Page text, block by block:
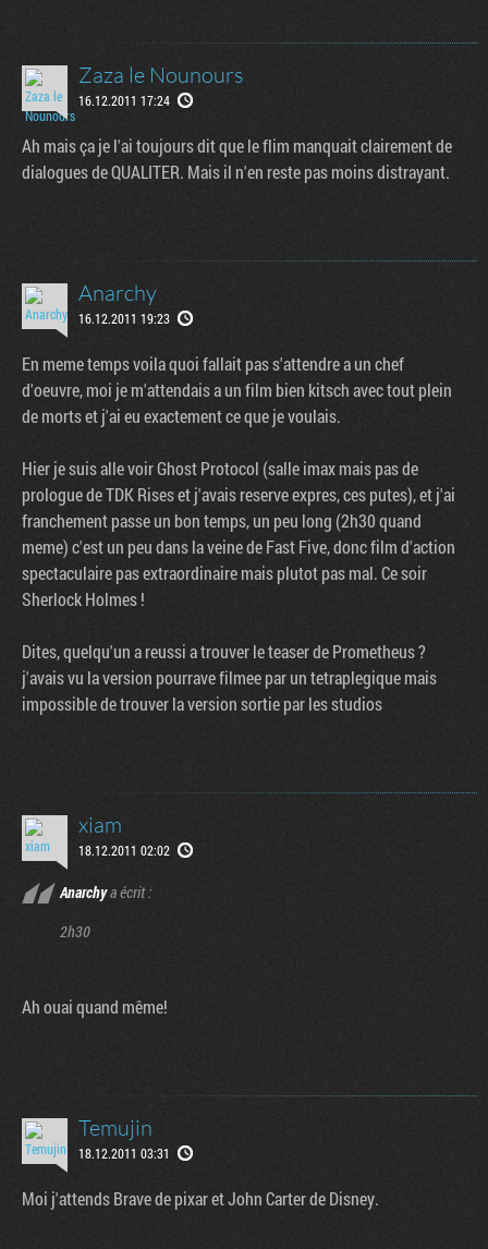
Zaza le Nounours
16.12.2011 17:24
Ah mais ça je l'ai toujours dit que le flim manquait clairement de
dialogues de QUALITER. Mais il n'en reste pas moins distrayant.
Anarchy
16.12.2011 19:23
En meme temps voila quoi fallait pas s'attendre a un chef
d'oeuvre, moi je m'attendais a un film bien kitsch avec tout plein
de morts et j'ai eu exactement ce que je voulais.
Hier je suis alle voir Ghost Protocol (salle imax mais pas de
prologue de TDK Rises et j'avais reserve expres, ces putes), et j'ai
franchement passe un bon temps, un peu long (2h30 quand
meme) c'est un peu dans la veine de Fast Five, donc film d'action
spectaculaire pas extraordinaire mais plutot pas mal. Ce soir
Sherlock Holmes !
Dites, quelqu'un a reussi a trouver le teaser de Prometheus ?
j'avais vu la version pourrave filmee par un tetraplegique mais
impossible de trouver la version sortie par les studios
xiam
18.12.2011 02:02
Anarchya écrit :
2h30
Ah ouai quand même!
Temujin
18.12.2011 03:31
Moi j'attends Brave de pixar et John Carter de Disney.